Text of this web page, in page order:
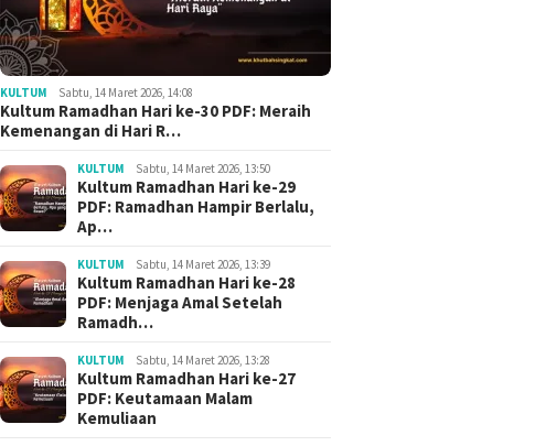
KULTUM Sabtu, 14 Maret 2026, 14:08
Kultum Ramadhan Hari ke-30 PDF: Meraih
Kemenangan di Hari R…
KULTUM Sabtu, 14 Maret 2026, 13:50
Kultum Ramadhan Hari ke-29
PDF: Ramadhan Hampir Berlalu,
Ap…
KULTUM Sabtu, 14 Maret 2026, 13:39
Kultum Ramadhan Hari ke-28
PDF: Menjaga Amal Setelah
Ramadh…
KULTUM Sabtu, 14 Maret 2026, 13:28
Kultum Ramadhan Hari ke-27
PDF: Keutamaan Malam
Kemuliaan